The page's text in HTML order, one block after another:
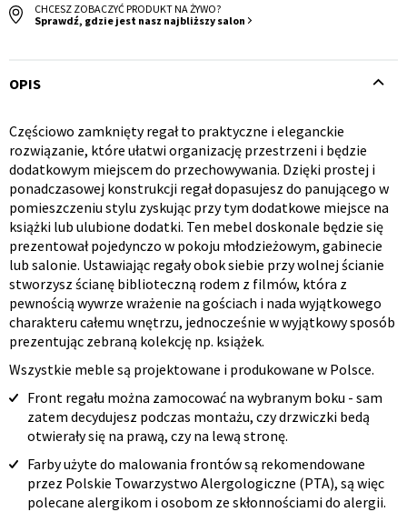
CHCESZ ZOBACZYĆ PRODUKT NA ŻYWO?
Sprawdź, gdzie jest nasz najbliższy salon
OPIS
Opis
produktu
Częściowo zamknięty regał to praktyczne i eleganckie
rozwiązanie, które ułatwi organizację przestrzeni i będzie
dodatkowym miejscem do przechowywania. Dzięki prostej i
ponadczasowej konstrukcji regał dopasujesz do panującego w
pomieszczeniu stylu zyskując przy tym dodatkowe miejsce na
książki lub ulubione dodatki. Ten mebel doskonale będzie się
prezentował pojedynczo w pokoju młodzieżowym, gabinecie
lub salonie. Ustawiając regały obok siebie przy wolnej ścianie
stworzysz ścianę biblioteczną rodem z filmów, która z
pewnością wywrze wrażenie na gościach i nada wyjątkowego
charakteru całemu wnętrzu, jednocześnie w wyjątkowy sposób
prezentując zebraną kolekcję np. książek.
Wszystkie meble są projektowane i produkowane w Polsce.
Front regału można zamocować na wybranym boku - sam
zatem decydujesz podczas montażu, czy drzwiczki bedą
otwierały się na prawą, czy na lewą stronę.
Farby użyte do malowania frontów są rekomendowane
przez Polskie Towarzystwo Alergologiczne (PTA), są więc
polecane alergikom i osobom ze skłonnościami do alergii.